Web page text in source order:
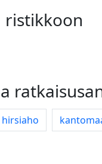
ristikkoon
hirsiaho